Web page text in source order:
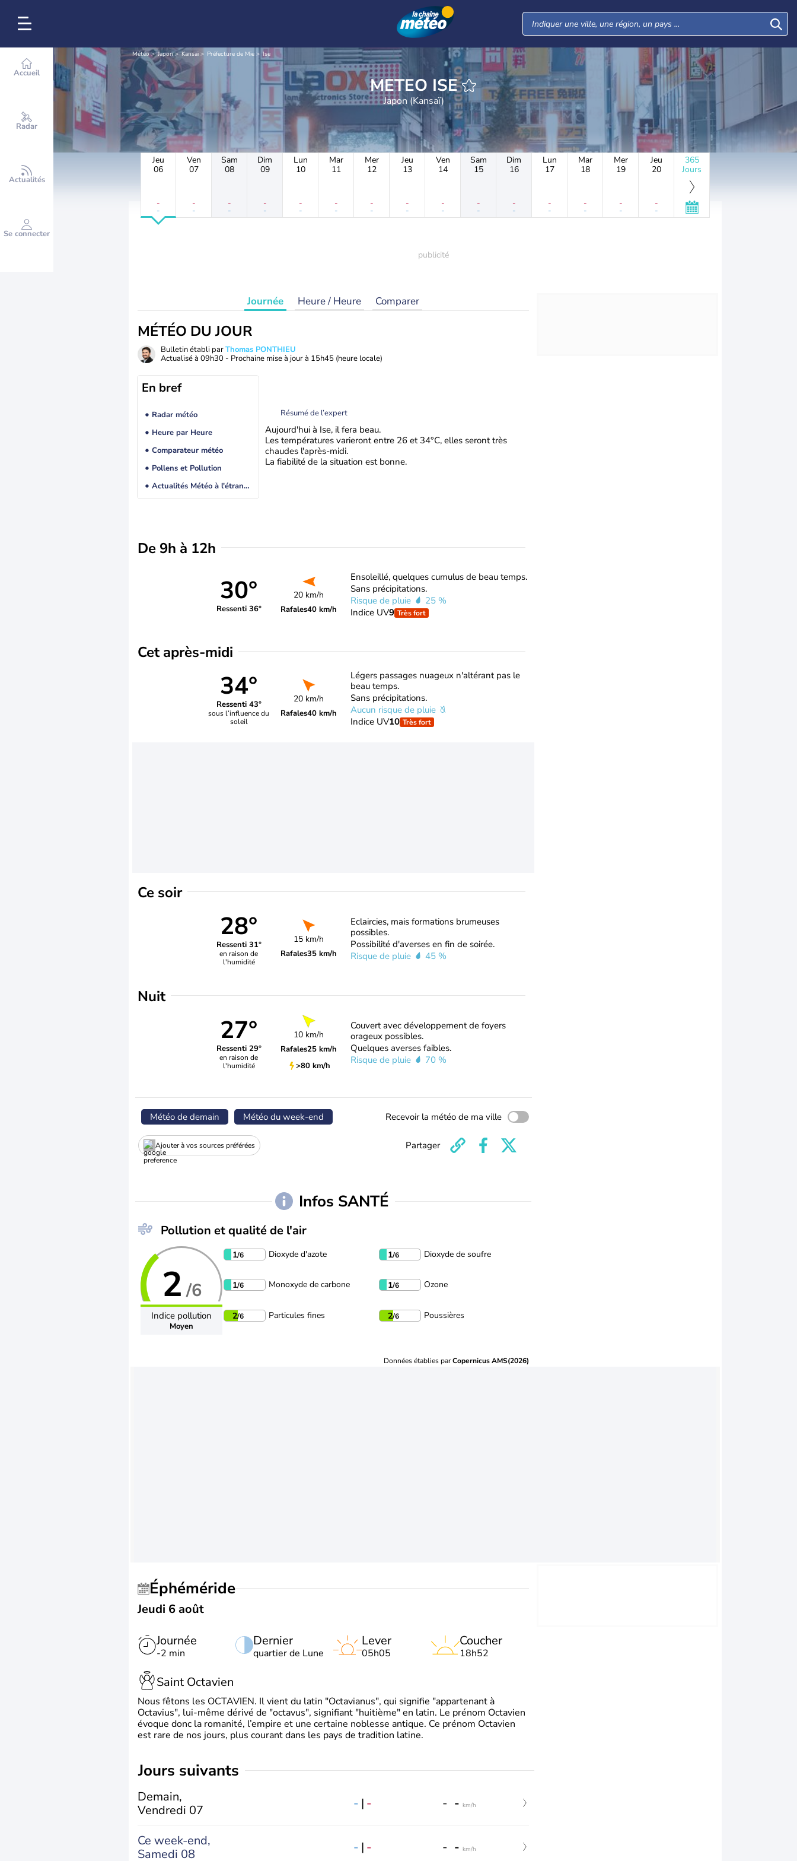
Accueil
Radar
Actualités
Se connecter
Météo Japon Kansaï Préfecture de Mie Ise
METEO ISE
Japon (Kansaï)
Jeu
06
-
-
Ven
07
-
-
Sam
08
-
-
Dim
09
-
-
Lun
10
-
-
Mar
11
-
-
Mer
12
-
-
Jeu
13
-
-
Ven
14
-
-
Sam
15
-
-
Dim
16
-
-
Lun
17
-
-
Mar
18
-
-
Mer
19
-
-
Jeu
20
-
-
365
Jours
Journée Heure / Heure Comparer
MÉTÉO DU JOUR
Bulletin établi parThomas PONTHIEU
Actualisé à 09h30 - Prochaine mise à jour à 15h45 (heure locale)
En bref
Radar météo
Heure par Heure
Comparateur météo
Pollens et Pollution
Actualités Météo à l'étranger
Résumé de l’expert
Aujourd'hui à Ise, il fera beau.
Les températures varieront entre 26 et 34°C, elles seront très
chaudes l'après-midi.
La fiabilité de la situation est bonne.
De 9h à 12h
30°
Ressenti 36°
20 km/h
Rafales40 km/h
Ensoleillé, quelques cumulus de beau temps.
Sans précipitations.
Risque de pluie
25 %
Indice UV9 Très fort
Cet après-midi
34°
Ressenti 43°
sous l’influence du
soleil
20 km/h
Rafales40 km/h
Légers passages nuageux n'altérant pas le
beau temps.
Sans précipitations.
Aucun risque de pluie
Indice UV10 Très fort
Ce soir
28°
Ressenti 31°
en raison de
l'humidité
15 km/h
Rafales35 km/h
Eclaircies, mais formations brumeuses
possibles.
Possibilité d'averses en fin de soirée.
Risque de pluie
45 %
Nuit
27°
Ressenti 29°
en raison de
l'humidité
10 km/h
Rafales25 km/h
>80 km/h
Couvert avec développement de foyers
orageux possibles.
Quelques averses faibles.
Risque de pluie
70 %
Météo de demain Météo du week-end Recevoir la météo de ma ville
Ajouter à vos sources préférées Partager
Infos SANTÉ
Pollution et qualité de l'air
2 /6
Indice pollution
Moyen
1/6 Dioxyde d'azote 1/6 Dioxyde de soufre
1/6 Monoxyde de carbone 1/6 Ozone
2/6 Particules fines 2/6 Poussières
Données établies parCopernicus AMS(2026)
Éphéméride
Jeudi 6 août
Journée
-2 min
Dernier
quartier de Lune
Lever
05h05
Coucher
18h52
Saint Octavien
Nous fêtons les OCTAVIEN. Il vient du latin "Octavianus", qui signifie "appartenant à
Octavius", lui-même dérivé de "octavus", signifiant "huitième" en latin. Le prénom Octavien
évoque donc la romanité, l’empire et une certaine noblesse antique. Ce prénom Octavien
est rare de nos jours, plus courant dans les pays de tradition latine.
jours suivants
Demain,
Vendredi 07
- | - - - km/h
Ce week-end,
Samedi 08
- | - - - km/h